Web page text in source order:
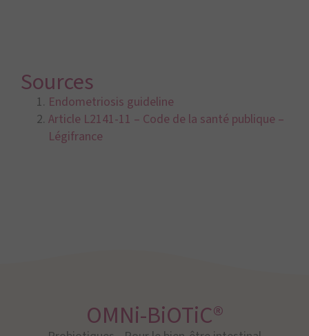
Sources
Endometriosis guideline
Article L2141-11 – Code de la santé publique –
Légifrance
OMNi-BiOTiC®